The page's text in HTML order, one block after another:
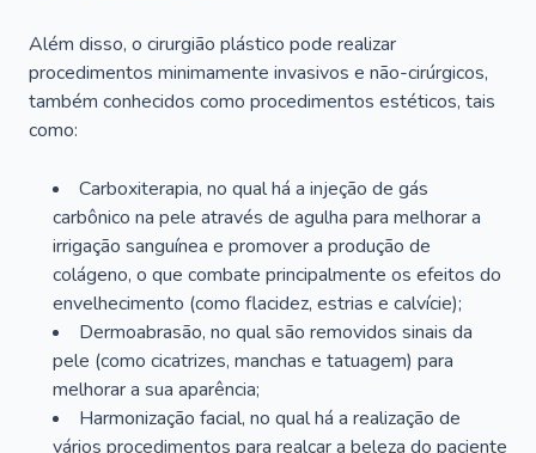
Além disso, o cirurgião plástico pode realizar
procedimentos minimamente invasivos e não-cirúrgicos,
também conhecidos como procedimentos estéticos, tais
como:
Carboxiterapia, no qual há a injeção de gás
carbônico na pele através de agulha para melhorar a
irrigação sanguínea e promover a produção de
colágeno, o que combate principalmente os efeitos do
envelhecimento (como flacidez, estrias e calvície);
Dermoabrasão, no qual são removidos sinais da
pele (como cicatrizes, manchas e tatuagem) para
melhorar a sua aparência;
Harmonização facial, no qual há a realização de
vários procedimentos para realçar a beleza do paciente